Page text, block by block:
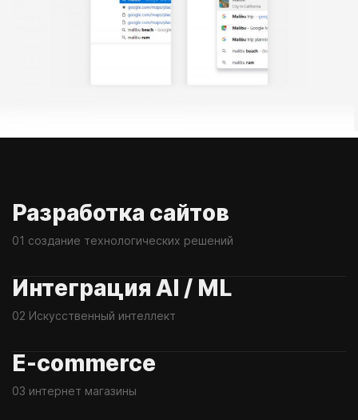
Разработка сайтов
01 создание технологических решений
Интеграция AI / ML
02 Искусственный интеллект
E-commerce
03 интернет магазины